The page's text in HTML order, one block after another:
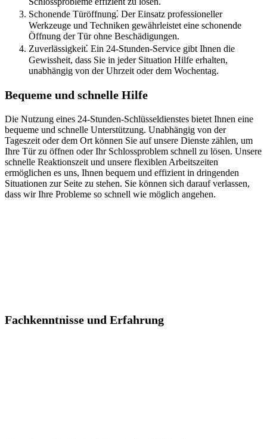
Schonende Türöffnung⁚ Der Einsatz professioneller
Werkzeuge und Techniken gewährleistet eine schonende
Öffnung der Tür ohne Beschädigungen.
Zuverlässigkeit⁚ Ein 24-Stunden-Service gibt Ihnen die
Gewissheit, dass Sie in jeder Situation Hilfe erhalten,
unabhängig von der Uhrzeit oder dem Wochentag.​
Bequeme und schnelle Hilfe
Die Nutzung eines 24-Stunden-Schlüsseldienstes bietet Ihnen eine
bequeme und schnelle Unterstützung. Unabhängig von der
Tageszeit oder dem Ort können Sie auf unsere Dienste zählen, um
Ihre Tür zu öffnen oder Ihr Schlossproblem schnell zu lösen.​ Unsere
schnelle Reaktionszeit und unsere flexiblen Arbeitszeiten
ermöglichen es uns, Ihnen bequem und effizient in dringenden
Situationen zur Seite zu stehen. Sie können sich darauf verlassen,
dass wir Ihre Probleme so schnell wie möglich angehen.​
Fachkenntnisse und Erfahrung